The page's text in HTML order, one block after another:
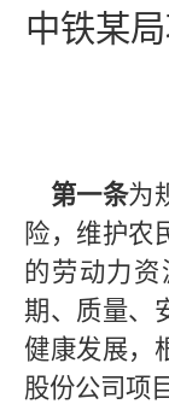
中铁某
第一条为
险，维护农
的劳动力
期、质量、
健康发展，
股份公司项